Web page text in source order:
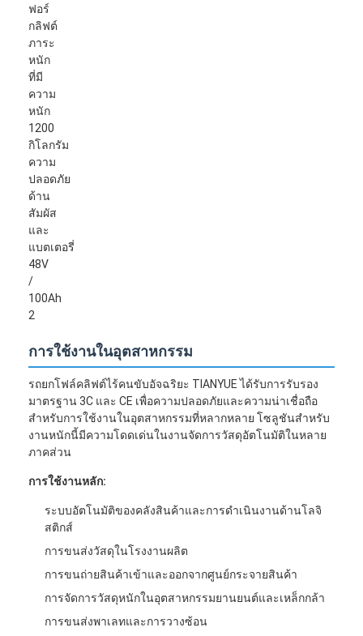
การใช้งานในอุตสาหกรรม
รถยกโฟล์คลิฟต์ไร้คนขับอัจฉริยะ TIANYUE ได้รับการรับรอง
มาตรฐาน 3C และ CE เพื่อความปลอดภัยและความน่าเชื่อถือ
สำหรับการใช้งานในอุตสาหกรรมที่หลากหลาย โซลูชันสำหรับ
งานหนักนี้มีความโดดเด่นในงานจัดการวัสดุอัตโนมัติในหลาย
ภาคส่วน
การใช้งานหลัก:
ระบบอัตโนมัติของคลังสินค้าและการดำเนินงานด้านโลจิ
สติกส์
การขนส่งวัสดุในโรงงานผลิต
การขนถ่ายสินค้าเข้าและออกจากศูนย์กระจายสินค้า
การจัดการวัสดุหนักในอุตสาหกรรมยานยนต์และเหล็กกล้า
การขนส่งพาเลทและการวางซ้อน